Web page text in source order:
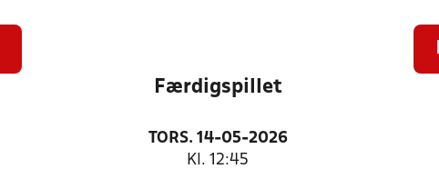
Færdigspillet
TORS. 14-05-2026
Kl. 12:45